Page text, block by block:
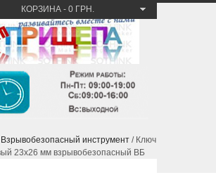
КОРЗИНА - 0 ГРН.
Взрывобезопасный инструмент/ Ключ
23х26 мм взрывобезопасный ВБ